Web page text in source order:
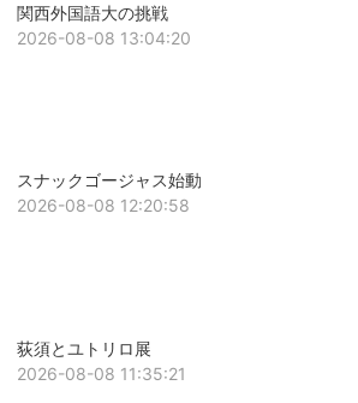
関西外国語大の挑戦
2026-08-08 13:04:20
スナックゴージャス始動
2026-08-08 12:20:58
荻須とユトリロ展
2026-08-08 11:35:21